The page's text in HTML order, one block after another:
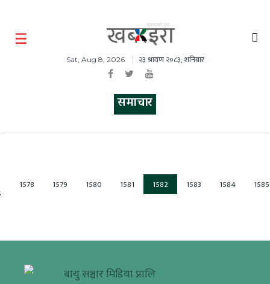
Sat, Aug 8, 2026 २३ श्रावण २०८३, शनिबार
समाचार
1578 1579 1580 1581 1582 1583 1584 1585
बायु सञ्चार मिडिया प्रालि